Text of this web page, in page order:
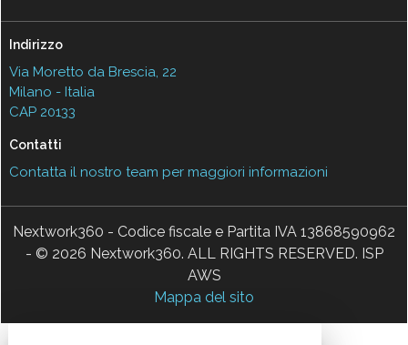
Indirizzo
Via Moretto da Brescia, 22
Milano - Italia
CAP 20133
Contatti
Contatta il nostro team per maggiori informazioni
Nextwork360 - Codice fiscale e Partita IVA 13868590962
- © 2026 Nextwork360. ALL RIGHTS RESERVED. ISP
AWS
Mappa del sito